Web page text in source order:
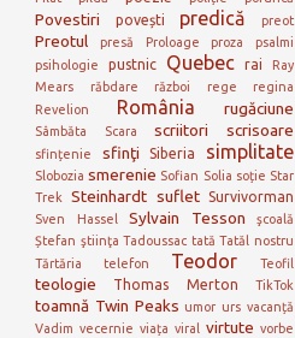
Povestiri povești predică preot
Preotul presă Proloage proza
psalmi
psihologie
pustnic Quebec rai
Ray
Mears
răbdare război rege
regina
Revelion
România rugăciune
Sâmbăta Scara scriitori scrisoare
sfințenie sfinţi Siberia simplitate
Slobozia smerenie Sofian Solia soție Star
Trek
Steinhardt suflet Survivorman
Sven Hassel Sylvain Tesson
şcoală
Ștefan ştiinţa Tadoussac tată Tatăl nostru
Tărtăria
telefon Teodor Teofil
teologie Thomas Merton TikTok
toamnă Twin Peaks umor urs vacanță
Vadim vecernie viața viral virtute vorbe